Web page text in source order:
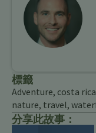
標籤
Adventure, costa rica
nature, travel,
分享此故事：